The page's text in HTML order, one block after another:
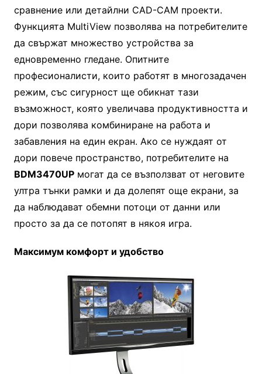
сравнение или детайлни CAD-CAM проекти.
Функцията MultiView позволява на потребителите
да свържат множество устройства за
едновременно гледане. Опитните
професионалисти, които работят в многозадачен
режим, със сигурност ще обикнат тази
възможност, която увеличава продуктивността и
дори позволява комбиниране на работа и
забавления на един екран. Ако се нуждаят от
дори повече пространство, потребителите на
BDM3470UPмогат да се възползват от неговите
ултра тънки рамки и да долепят още екрани, за
да наблюдават обемни потоци от данни или
просто за да се потопят в някоя игра.
Максимум комфорт и удобство